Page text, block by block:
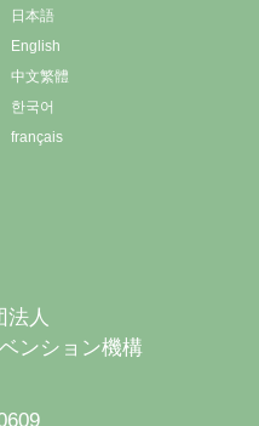
日本語
English
中文繁體
한국어
français
法人
ンション機構